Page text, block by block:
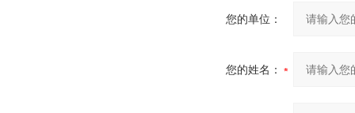
您的单位：
您的姓名：